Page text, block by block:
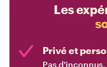
Les
Privé et
Pas